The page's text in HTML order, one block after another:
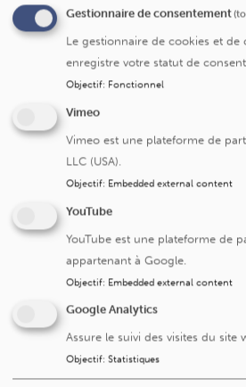
Pénurie infirmière : tout Saint-
Hommage à un engagement
Gestionnaire de consentement
Le gestionnaire de cookies et de
enregistre votre statut de
Objectif: Fonctionnel
Vimeo
Vimeo est une plateforme de
LLC (USA).
Objectif: Embedded external content
YouTube
YouTube est une plateforme de
appartenant à Google.
Objectif: Embedded external content
Google Analytics
Assure le suivi des visites du site
Objectif: Statistiques